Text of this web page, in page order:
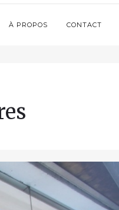
À PROPOS CONTACT